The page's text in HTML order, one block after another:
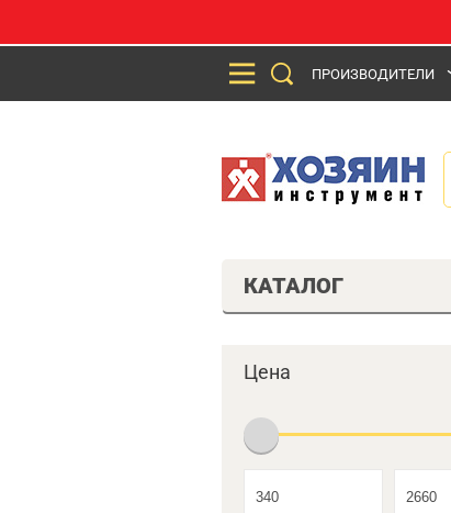
ПРОИЗВОДИТЕЛИ
КАТАЛОГ
Цена